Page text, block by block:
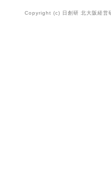
Copyright (c) 日創研 北大阪経営